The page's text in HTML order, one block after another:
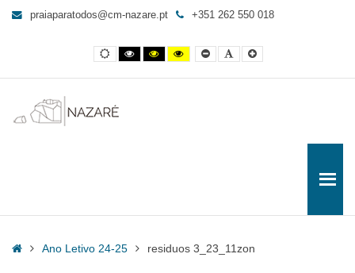
para
praiaparatodos@cm-nazare.pt +351 262 550 018
Contraste
normal
Contraste
preto
branco
Contraste
preto
amarelo
Yellow
and
contrast
Smaller
Font
Letra
por
Letra
maior
HomeAno Letivo 24-25 residuos 3_23_11zon